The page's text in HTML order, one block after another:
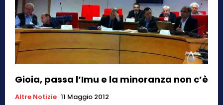
Gioia, passa l’Imu e la minoranza non c’è
Altre Notizie 11 Maggio 2012